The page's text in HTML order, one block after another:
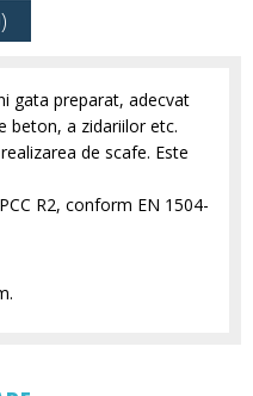
gata preparat, adecvat
beton, a zidariilor etc.
de scafe. Este
R2, conform EN 1504-